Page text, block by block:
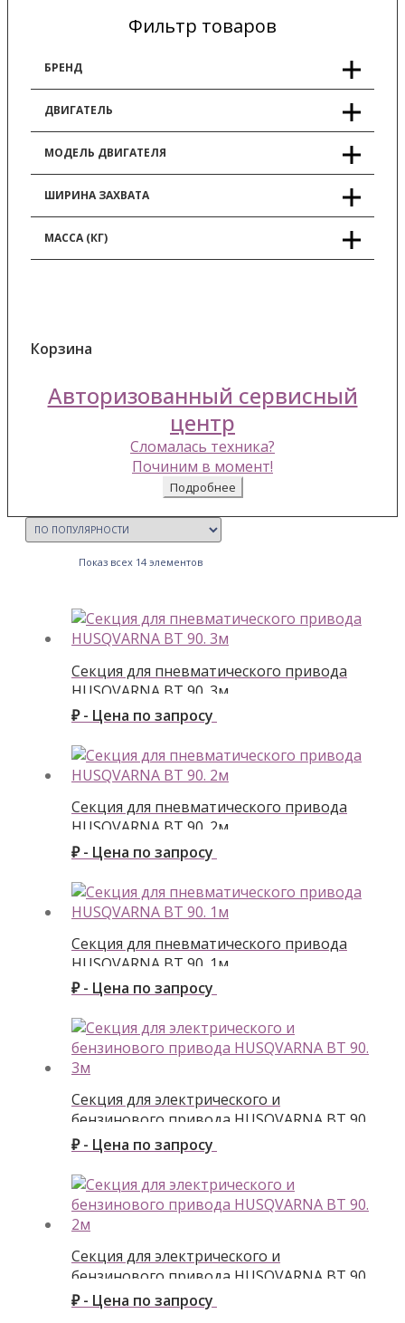
Фильтр товаров
БРЕНД
ДВИГАТЕЛЬ
МОДЕЛЬ ДВИГАТЕЛЯ
ШИРИНА ЗАХВАТА
МАССА (КГ)
Корзина
Авторизованный сервисный
центр
Сломалась техника?
Починим в момент!
Подробнее
Показ всех 14 элементов
Секция для пневматического привода
HUSQVARNA BT 90. 3м
₽ - Цена по запросу
Секция для пневматического привода
HUSQVARNA BT 90. 2м
₽ - Цена по запросу
Секция для пневматического привода
HUSQVARNA BT 90. 1м
₽ - Цена по запросу
Секция для электрического и
бензинового привода HUSQVARNA BT 90.
3м
₽ - Цена по запросу
Секция для электрического и
бензинового привода HUSQVARNA BT 90.
2м
₽ - Цена по запросу